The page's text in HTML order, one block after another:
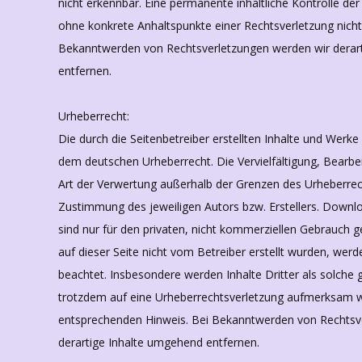
ohne konkrete Anhaltspunkte einer Rechtsverletzung
Bekanntwerden von Rechtsverletzungen werden wir
entfernen.
Urheberrecht:
Die durch die Seitenbetreiber erstellten Inhalte und
dem deutschen Urheberrecht. Die Vervielfältigung,
Art der Verwertung außerhalb der Grenzen des
Zustimmung des jeweiligen Autors bzw. Erstellers.
sind nur für den privaten, nicht kommerziellen Gebrauch
auf dieser Seite nicht vom Betreiber erstellt wurden,
beachtet. Insbesondere werden Inhalte Dritter als solche
trotzdem auf eine Urheberrechtsverletzung aufmerksam
entsprechenden Hinweis. Bei Bekanntwerden von
derartige Inhalte umgehend entfernen.